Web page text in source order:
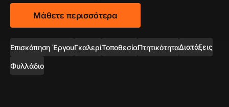
Μάθετε περισσότερα
Επισκόπηση ΈργουΓκαλερίΤοποθεσίαΠτητικότηταΔιατάξεις
Φυλλάδιο